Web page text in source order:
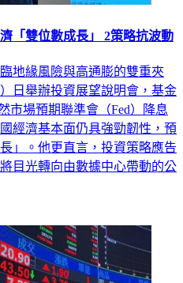
「雙位數成長」 2策略抗波動
地緣風險與高通膨的雙重夾
日舉辦投資展望說明會，基金
市場預期聯準會（Fed）降息
經濟基本面仍具強勁韌性，預
」。他更直言，投資策略應告
目光轉向由數據中心帶動的公